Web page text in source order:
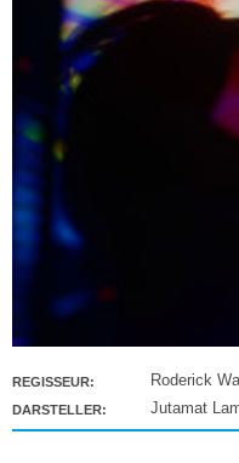
REGISSEUR: Roderick
DARSTELLER: Jutamat